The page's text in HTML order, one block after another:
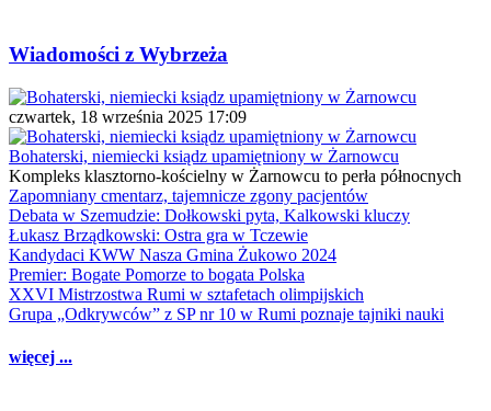
Wiadomości z Wybrzeża
czwartek, 18 września 2025 17:09
Bohaterski, niemiecki ksiądz upamiętniony w Żarnowcu
Kompleks klasztorno-kościelny w Żarnowcu to perła północnych
Zapomniany cmentarz, tajemnicze zgony pacjentów
Debata w Szemudzie: Dołkowski pyta, Kalkowski kluczy
Łukasz Brządkowski: Ostra gra w Tczewie
Kandydaci KWW Nasza Gmina Żukowo 2024
Premier: Bogate Pomorze to bogata Polska
XXVI Mistrzostwa Rumi w sztafetach olimpijskich
Grupa „Odkrywców” z SP nr 10 w Rumi poznaje tajniki nauki
więcej ...